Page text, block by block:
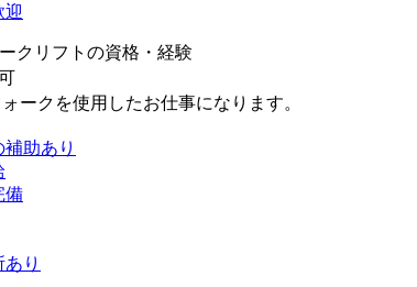
迎
クリフトの資格・経験
ークを使用したお仕事になります。
助あり
備
り